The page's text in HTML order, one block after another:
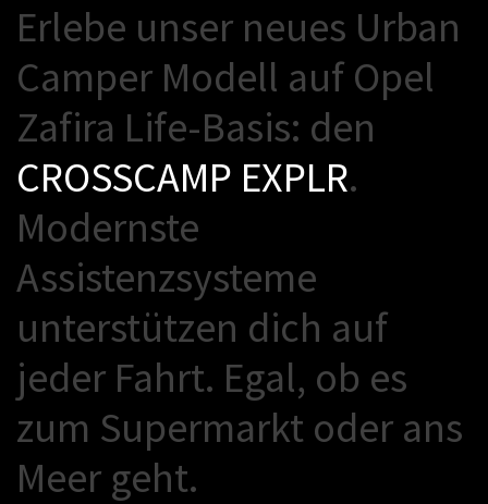
Erlebe unser neues Urban
Camper Modell auf Opel
Zafira Life-Basis: den
CROSSCAMP EXPLR.
Modernste
Assistenzsysteme
unterstützen dich auf
jeder Fahrt. Egal, ob es
zum Supermarkt oder ans
Meer geht.